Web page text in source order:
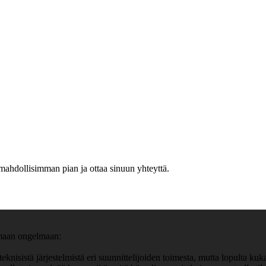
pian ja ottaa sinuun yhteyttä.
ongelmaan:
järjestelmistä eri suunnittelijoiden toimesta, mutta lopulta